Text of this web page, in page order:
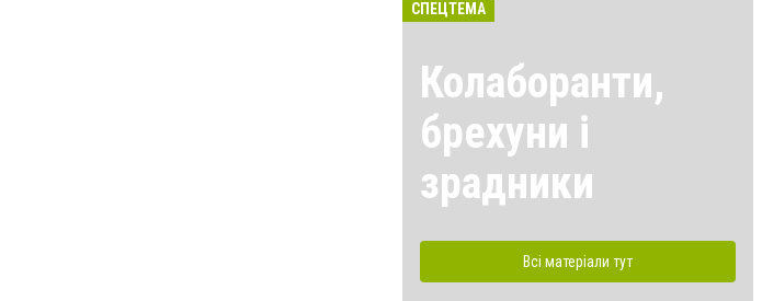
СПЕЦТЕМА
Колаборанти,
брехуни і
зрадники
Всі матеріали тут